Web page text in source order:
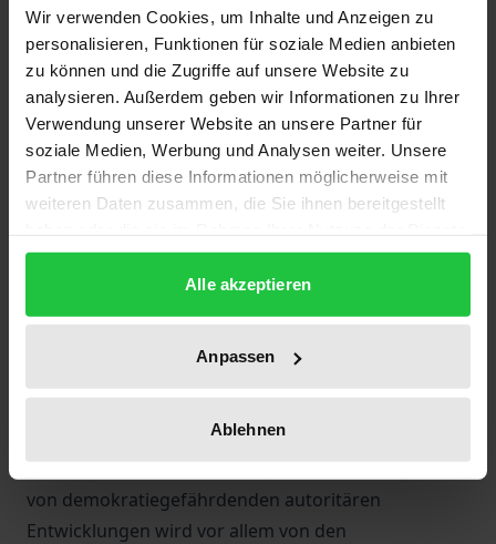
Wir verwenden Cookies, um Inhalte und Anzeigen zu
personalisieren, Funktionen für soziale Medien anbieten
zu können und die Zugriffe auf unsere Website zu
analysieren. Außerdem geben wir Informationen zu Ihrer
Verwendung unserer Website an unsere Partner für
soziale Medien, Werbung und Analysen weiter. Unsere
Partner führen diese Informationen möglicherweise mit
weiteren Daten zusammen, die Sie ihnen bereitgestellt
gesammelt haben.
Alle akzeptieren
Anpassen
Ablehnen
wesentlich von der erfolgreichen Reform und
Neueinführung von Institutionen wie unabhängigen
Notenbanken, Parteien, Verfassungsgerichten etc.
ab. Dabei können die Erfahrungen der jüngeren
Demokratien West- und Südeuropas genutzt
werden.
Die westlichen und ostmitteleuropäischen Autoren
des Sammelbandes diskutierten auf einer Konferenz
mehrere Aspekte der erfolgreichen Transformation
zur liberalen und sozialen Marktwirtschaft, wobei
die wesentlichen Unterschiede in der ökonomischen
hingegen die Transformationsprobleme der
politischen und rechtlichen Systeme. Die Möglichkeit
von demokratiegefährdenden autoritären
Entwicklungen wird vor allem von den